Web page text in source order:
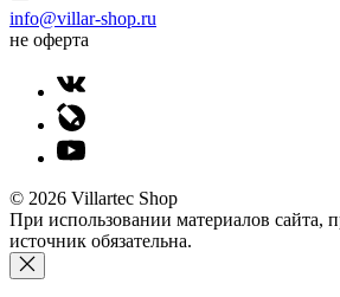
info@villar-shop.ru
не оферта
© 2026 Villartec Shop
При использовании материалов сайта,
источник обязательна.